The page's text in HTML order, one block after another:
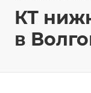
КТ
в